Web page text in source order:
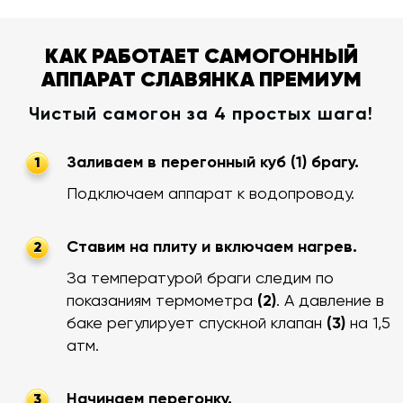
КАК РАБОТАЕТ САМОГОННЫЙ
АППАРАТ СЛАВЯНКА ПРЕМИУМ
Чистый самогон за 4 простых шага!
1
Заливаем в перегонный куб (1) брагу.
Подключаем аппарат к водопроводу.
2
Ставим на плиту и включаем нагрев.
За температурой браги следим по
показаниям термометра (2). А давление в
баке регулирует спускной клапан (3) на 1,5
атм.
Начинаем перегонку.